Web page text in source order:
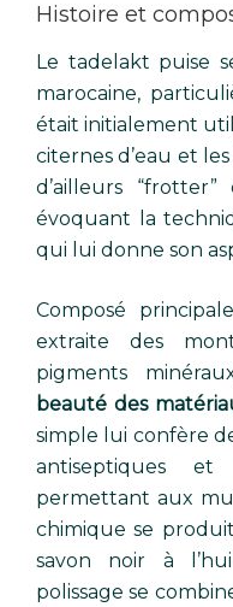
Histoire et
Le tadelakt puise
marocaine,
était initialement
citernes d’eau et
d’ailleurs
évoquant la
qui lui donne son
Composé
extraite des
pigments
beauté des
simple lui confère
antiseptiques
permettant aux
chimique se
savon noir à
polissage se